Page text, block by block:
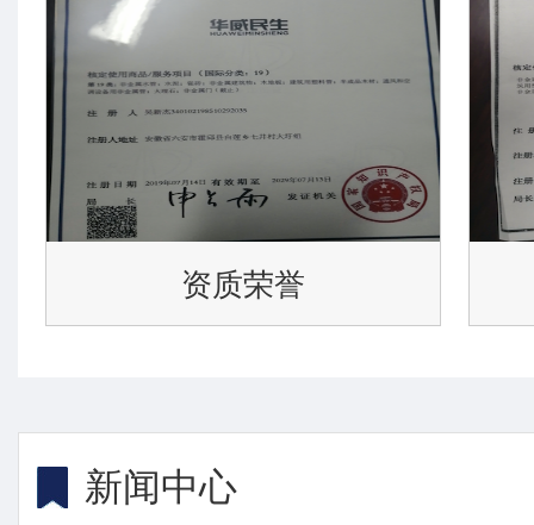
资质荣誉
新闻中心